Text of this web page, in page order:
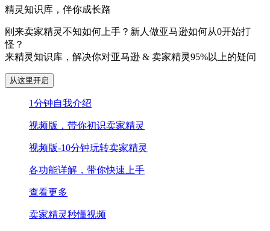
精灵知识库，伴你成长路
刚来卖家精灵不知如何上手？新人做亚马逊如何从0开始打
怪？
来精灵知识库，解决你对亚马逊 & 卖家精灵95%以上的疑问
从这里开启
1分钟自我介绍
视频版，带你初识卖家精灵
视频版-10分钟玩转卖家精灵
各功能详解，带你快速上手
查看更多
卖家精灵秒懂视频